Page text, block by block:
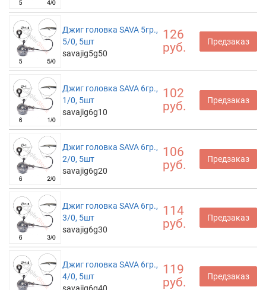
Джиг головка SAVA 5гр.,
5/0, 5шт
savajig5g50
126
руб.
Предзаказ
Джиг головка SAVA 6гр.,
1/0, 5шт
savajig6g10
102
руб.
Предзаказ
Джиг головка SAVA 6гр.,
2/0, 5шт
savajig6g20
106
руб.
Предзаказ
Джиг головка SAVA 6гр.,
3/0, 5шт
savajig6g30
114
руб.
Предзаказ
Джиг головка SAVA 6гр.,
4/0, 5шт
119
руб.
Предзаказ